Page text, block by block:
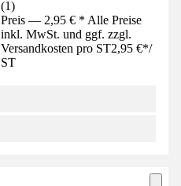
(1)
Preis — 2,95 € * Alle Preise
inkl. MwSt. und ggf. zzgl.
Versandkosten pro ST2,95 €*/
ST